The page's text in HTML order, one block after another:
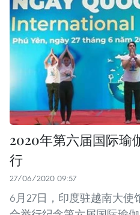
2020年第六届国际瑜
行
27/06/2020 09:57
6月27日，印度驻越南大使